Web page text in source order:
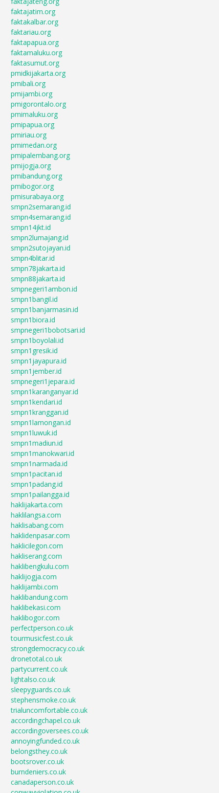
faktajatim.org
faktakalbar.org
faktariau.org
faktapapua.org
faktamaluku.org
faktasumut.org
pmidkijakarta.org
pmibali.org
pmijambi.org
pmigorontalo.org
pmimaluku.org
pmipapua.org
pmiriau.org
pmimedan.org
pmipalembang.org
pmijogja.org
pmibandung.org
pmibogor.org
pmisurabaya.org
smpn2semarang.id
smpn4semarang.id
smpn14jkt.id
smpn2lumajang.id
smpn2sutojayan.id
smpn4blitar.id
smpn78jakarta.id
smpn88jakarta.id
smpnegeri1ambon.id
smpn1bangil.id
smpn1banjarmasin.id
smpn1biora.id
smpnegeri1bobotsari.id
smpn1boyolali.id
smpn1gresik.id
smpn1jayapura.id
smpn1jember.id
smpnegeri1jepara.id
smpn1karanganyar.id
smpn1kendari.id
smpn1kranggan.id
smpn1lamongan.id
smpn1luwuk.id
smpn1madiun.id
smpn1manokwari.id
smpn1narmada.id
smpn1pacitan.id
smpn1padang.id
smpn1pailangga.id
haklijakarta.com
haklilangsa.com
haklisabang.com
haklidenpasar.com
haklicilegon.com
hakliserang.com
haklibengkulu.com
haklijogja.com
haklijambi.com
haklibandung.com
haklibekasi.com
haklibogor.com
perfectperson.co.uk
tourmusicfest.co.uk
strongdemocracy.co.uk
dronetotal.co.uk
partycurrent.co.uk
lightalso.co.uk
sleepyguards.co.uk
stephensmoke.co.uk
trialuncomfortable.co.uk
accordingchapel.co.uk
accordingoversees.co.uk
annoyingfunded.co.uk
belongsthey.co.uk
bootsrover.co.uk
burndeniers.co.uk
canadaperson.co.uk